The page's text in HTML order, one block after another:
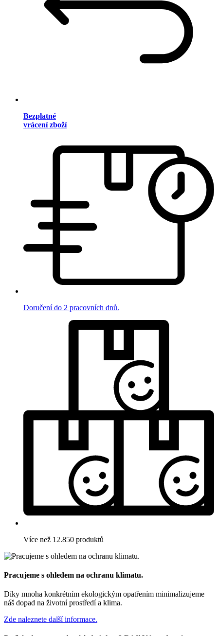
Bezplatné
vrácení zboží
Doručení do 2 pracovních dnů.
Více než 12.850 produktů
Pracujeme s ohledem na ochranu klimatu.
Díky mnoha konkrétním ekologickým opatřením minimalizujeme
náš dopad na životní prostředí a klima.
Zde naleznete další informace.